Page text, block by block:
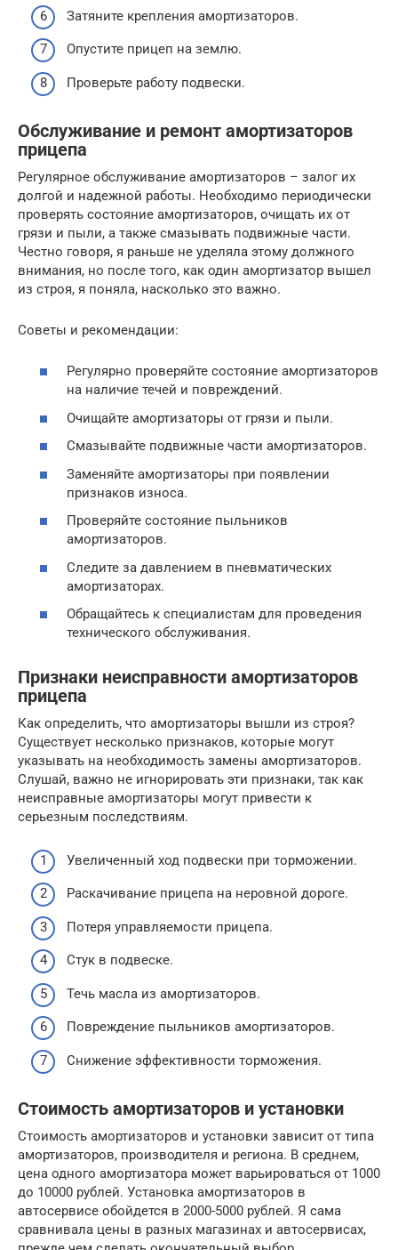
Затяните крепления амортизаторов.
Опустите прицеп на землю.
Проверьте работу подвески.
Обслуживание и ремонт амортизаторов
прицепа
Регулярное обслуживание амортизаторов – залог их
долгой и надежной работы. Необходимо периодически
проверять состояние амортизаторов, очищать их от
грязи и пыли, а также смазывать подвижные части.
Честно говоря, я раньше не уделяла этому должного
внимания, но после того, как один амортизатор вышел
из строя, я поняла, насколько это важно.
Советы и рекомендации:
Регулярно проверяйте состояние амортизаторов
на наличие течей и повреждений.
Очищайте амортизаторы от грязи и пыли.
Смазывайте подвижные части амортизаторов.
Заменяйте амортизаторы при появлении
признаков износа.
Проверяйте состояние пыльников
амортизаторов.
Следите за давлением в пневматических
амортизаторах.
Обращайтесь к специалистам для проведения
технического обслуживания.
Признаки неисправности амортизаторов
прицепа
Как определить, что амортизаторы вышли из строя?
Существует несколько признаков, которые могут
указывать на необходимость замены амортизаторов.
Слушай, важно не игнорировать эти признаки, так как
неисправные амортизаторы могут привести к
серьезным последствиям.
Увеличенный ход подвески при торможении.
Раскачивание прицепа на неровной дороге.
Потеря управляемости прицепа.
Стук в подвеске.
Течь масла из амортизаторов.
Повреждение пыльников амортизаторов.
Снижение эффективности торможения.
Стоимость амортизаторов и установки
Стоимость амортизаторов и установки зависит от типа
амортизаторов, производителя и региона. В среднем,
цена одного амортизатора может варьироваться от 1000
до 10000 рублей. Установка амортизаторов в
автосервисе обойдется в 2000-5000 рублей. Я сама
сравнивала цены в разных магазинах и автосервисах,